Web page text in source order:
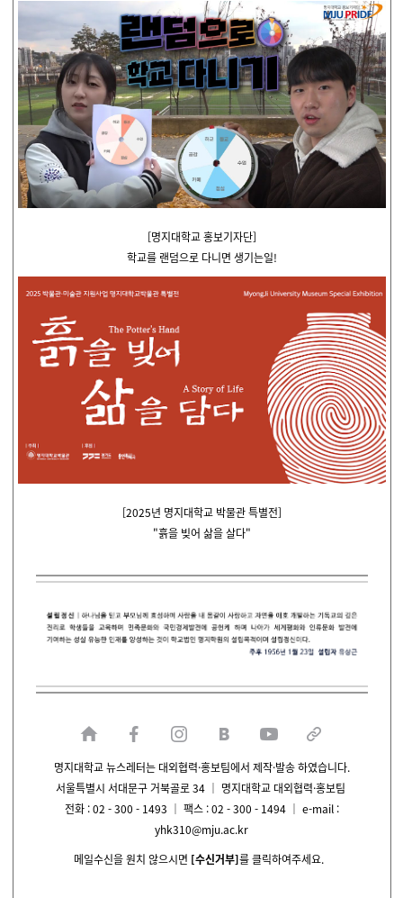
[명지대학교 홍보기자단]
학교를 랜덤으로 다니면 생기는일!
[2025년 명지대학교 박물관 특별전]
"흙을 빚어 삶을 살다"
명지대학교 뉴스레터는 대외협력·홍보팀에서 제작·발송 하였습니다.
서울특별시 서대문구 거북골로 34 ｜ 명지대학교 대외협력·홍보팀
전화 : 02 - 300 - 1493 ｜ 팩스 : 02 - 300 - 1494 ｜ e-mail :
yhk310@mju.ac.kr
메일수신을 원치 않으시면 [수신거부]를 클릭하여주세요.